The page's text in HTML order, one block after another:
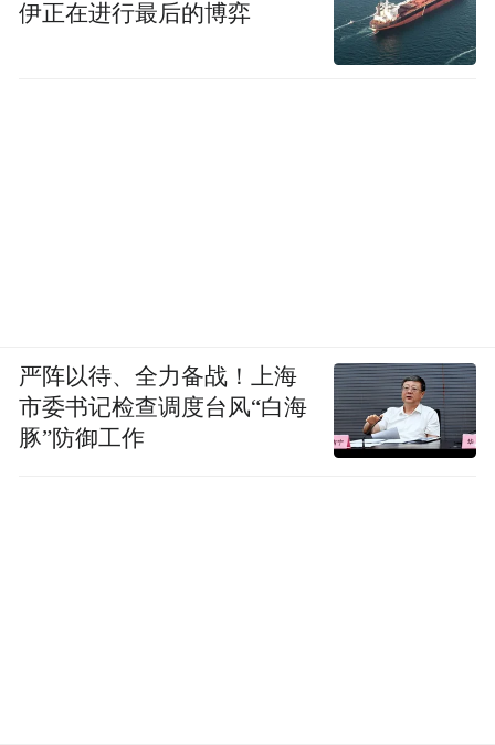
伊正在进行最后的博弈
严阵以待、全力备战！上海
市委书记检查调度台风“白海
豚”防御工作